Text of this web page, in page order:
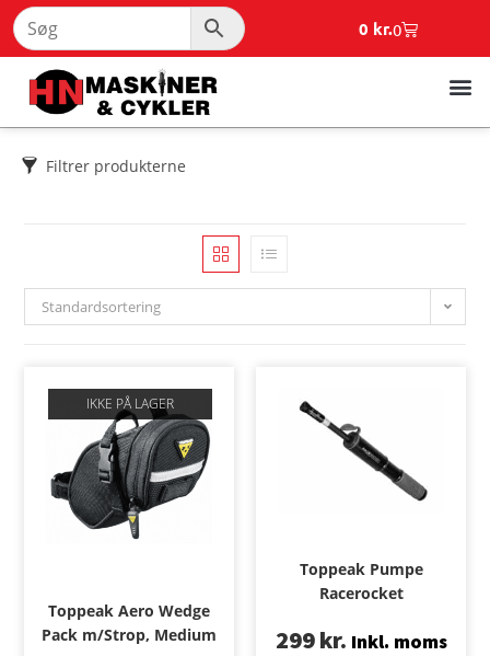
0 kr.0
Filtrer produkterne
Standardsortering
IKKE PÅ LAGER
Toppeak Aero Wedge
Pack m/Strop, Medium
Toppeak Pumpe
Racerocket
299kr. Inkl. moms